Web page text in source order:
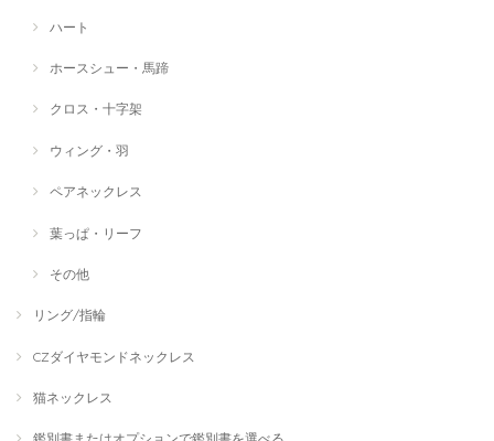
ハート
ホースシュー・馬蹄
クロス・十字架
ウィング・羽
ペアネックレス
葉っぱ・リーフ
その他
リング/指輪
CZダイヤモンドネックレス
猫ネックレス